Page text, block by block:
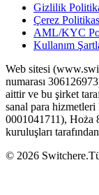
Gizlilik
Çerez
AML/KYC
Kullanım
Web sitesi
numarası
aittir ve bu şirket
sanal para
0001041711), Hoża
kuruluşları
© 2026